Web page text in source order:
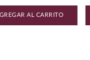
AL CARRITO